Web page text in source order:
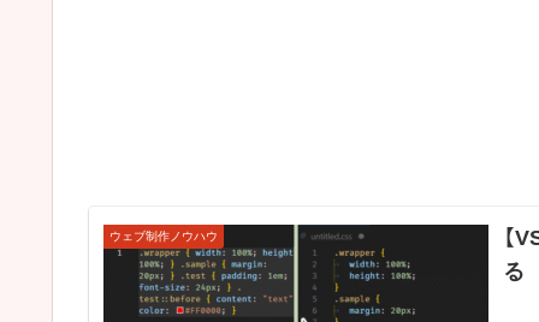
ウェブ制作ノウハウ
【
る